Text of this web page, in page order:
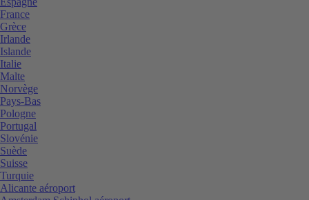
France
Grèce
Irlande
Islande
Italie
Malte
Norvège
Pays-Bas
Pologne
Portugal
Slovénie
Suède
Suisse
Turquie
Alicante aéroport